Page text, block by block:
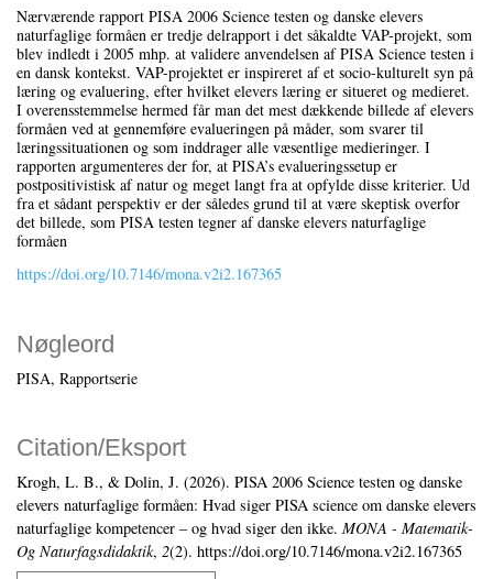
Nøgleord
PISA Rapportserie
Citation/Eksport
Krogh, L. B., & Dolin, J. (2026). PISA 2006 Science testen og danske
elevers naturfaglige formåen: Hvad siger PISA science om danske elevers
naturfaglige kompetencer – og hvad siger den ikke. MONA - Matematik-
Og Naturfagsdidaktik, 2(2). https://doi.org/10.7146/mona.v2i2.167365
Nærværende rapport PISA 2006 Science testen og danske elevers
naturfaglige formåen er tredje delrapport i det såkaldte VAP-projekt, som
blev indledt i 2005 mhp. at validere anvendelsen af PISA Science testen i
en dansk kontekst. VAP-projektet er inspireret af et socio-kulturelt syn på
læring og evaluering, efter hvilket elevers læring er situeret og medieret.
I overensstemmelse hermed får man det mest dækkende billede af elevers
formåen ved at gennemføre evalueringen på måder, som svarer til
læringssituationen og som inddrager alle væsentlige medieringer. I
rapporten argumenteres der for, at PISA’s evalueringssetup er
postpositivistisk af natur og meget langt fra at opfylde disse kriterier. Ud
fra et sådant perspektiv er der således grund til at være skeptisk overfor
det billede, som PISA testen tegner af danske elevers naturfaglige
formåen
https://doi.org/10.7146/mona.v2i2.167365